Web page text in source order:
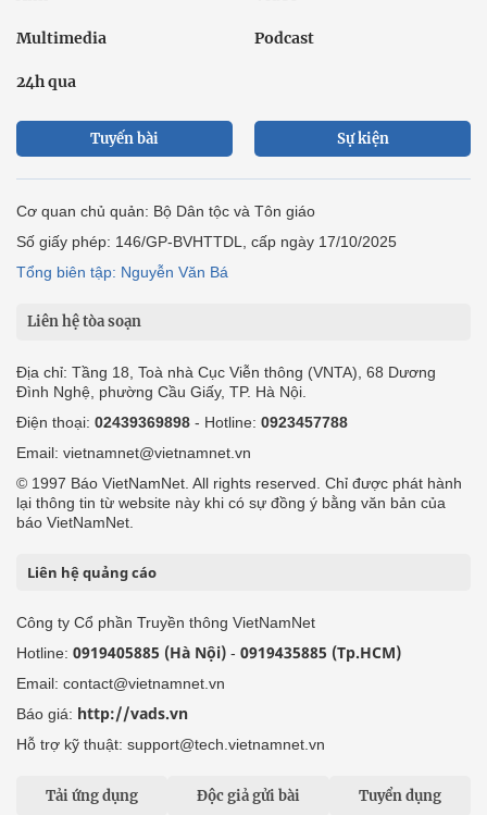
Multimedia Podcast
24h qua
Tuyến bài Sự kiện
Cơ quan chủ quản: Bộ Dân tộc và Tôn giáo
Số giấy phép: 146/GP-BVHTTDL, cấp ngày 17/10/2025
Tổng biên tập: Nguyễn Văn Bá
Liên hệ tòa soạn
Địa chỉ: Tầng 18, Toà nhà Cục Viễn thông (VNTA), 68 Dương
Đình Nghệ, phường Cầu Giấy, TP. Hà Nội.
Điện thoại: 02439369898 - Hotline: 0923457788
Email: vietnamnet@vietnamnet.vn
© 1997 Báo VietNamNet. All rights reserved. Chỉ được phát hành
lại thông tin từ website này khi có sự đồng ý bằng văn bản của
báo VietNamNet.
Liên hệ quảng cáo
Công ty Cổ phần Truyền thông VietNamNet
Hotline: 0919405885 (Hà Nội) - 0919435885 (Tp.HCM)
Email: contact@vietnamnet.vn
Báo giá: http://vads.vn
Hỗ trợ kỹ thuật: support@tech.vietnamnet.vn
Tải ứng dụng Độc giả gửi bài Tuyển dụng